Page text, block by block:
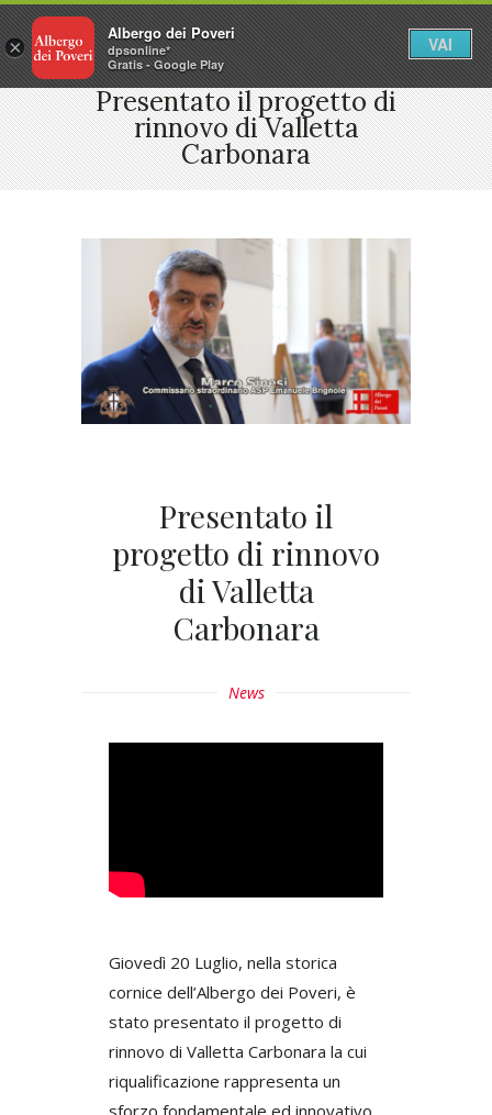
Presentato il progetto di
rinnovo di Valletta
Carbonara
Presentato il
progetto di rinnovo
di Valletta
Carbonara
News
Giovedì 20 Luglio, nella storica
cornice dell’Albergo dei Poveri, è
stato presentato il progetto di
rinnovo di Valletta Carbonara la cui
riqualificazione rappresenta un
×
Albergo dei Poveri
dpsonline*
Gratis - Google Play
VAI